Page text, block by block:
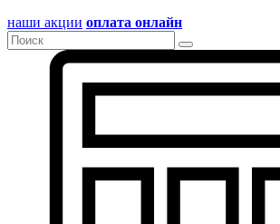
наши акции оплата онлайн